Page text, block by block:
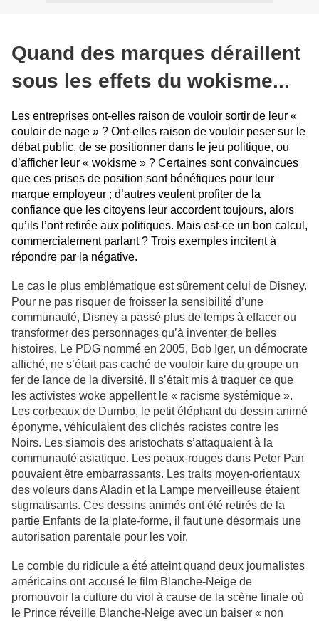
Quand des marques déraillent
sous les effets du wokisme...
Les entreprises ont-elles raison de vouloir sortir de leur «
couloir de nage » ? Ont-elles raison de vouloir peser sur le
débat public, de se positionner dans le jeu politique, ou
d’afficher leur « wokisme » ? Certaines sont convaincues
que ces prises de position sont bénéfiques pour leur
marque employeur ; d’autres veulent profiter de la
confiance que les citoyens leur accordent toujours, alors
qu’ils l’ont retirée aux politiques. Mais est-ce un bon calcul,
commercialement parlant ? Trois exemples incitent à
répondre par la négative.
Le cas le plus emblématique est sûrement celui de Disney.
Pour ne pas risquer de froisser la sensibilité d’une
communauté, Disney a passé plus de temps à effacer ou
transformer des personnages qu’à inventer de belles
histoires. Le PDG nommé en 2005, Bob Iger, un démocrate
affiché, ne s’était pas caché de vouloir faire du groupe un
fer de lance de la diversité. Il s’était mis à traquer ce que
les activistes woke appellent le « racisme systémique ».
Les corbeaux de Dumbo, le petit éléphant du dessin animé
éponyme, véhiculaient des clichés racistes contre les
Noirs. Les siamois des aristochats s’attaquaient à la
communauté asiatique. Les peaux-rouges dans Peter Pan
pouvaient être embarrassants. Les traits moyen-orientaux
des voleurs dans Aladin et la Lampe merveilleuse étaient
stigmatisants. Ces dessins animés ont été retirés de la
partie Enfants de la plate-forme, il faut une désormais une
autorisation parentale pour les voir.
Le comble du ridicule a été atteint quand deux journalistes
américains ont accusé le film Blanche-Neige de
promouvoir la culture du viol à cause de la scène finale où
le Prince réveille Blanche-Neige avec un baiser « non